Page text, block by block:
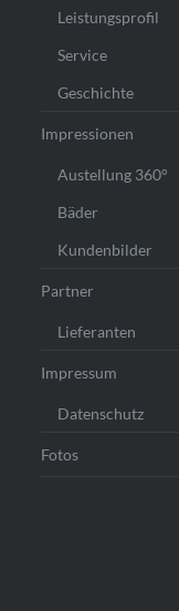
Leistungsprofil
Service
Geschichte
Impressionen
Austellung 360°
Bäder
Kundenbilder
Partner
Lieferanten
Impressum
Datenschutz
Fotos